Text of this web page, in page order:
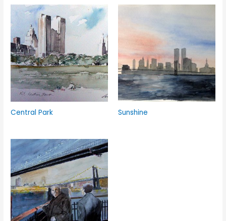
Central Park Sunshine